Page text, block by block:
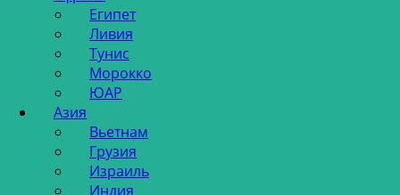
Египет
Ливия
Тунис
Морокко
ЮАР
Азия
Вьетнам
Грузия
Израиль
Индия